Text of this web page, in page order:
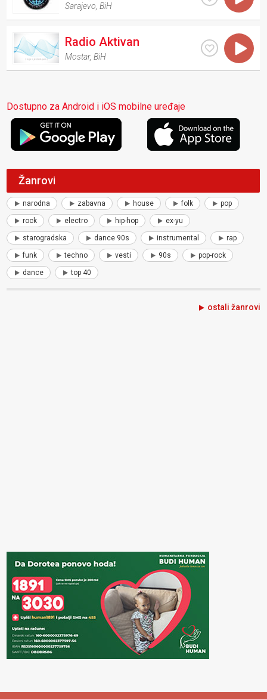
Sarajevo ,BiH
Radio Aktivan
Mostar,BiH
Dostupno za Android i iOS mobilne uređaje
Žanrovi
narodna zabavna house folk pop
rock electro hip-hop ex-yu
starogradska dance 90s instrumental rap
funk techno vesti 90s pop-rock
dance top 40
ostali žanrovi